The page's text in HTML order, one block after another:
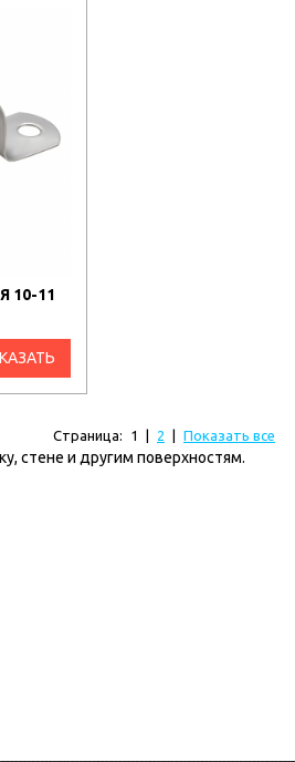
10-11
Страница: 1 2 Показать все
стене и другим поверхностям.